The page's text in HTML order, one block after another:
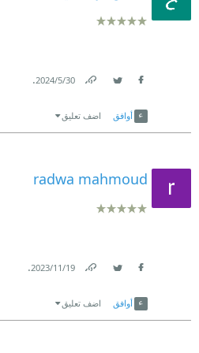
30‏/5‏/2024
.
أوافق اضف تعليق
radwa mahmoud
19‏/11‏/2023
.
أوافق اضف تعليق